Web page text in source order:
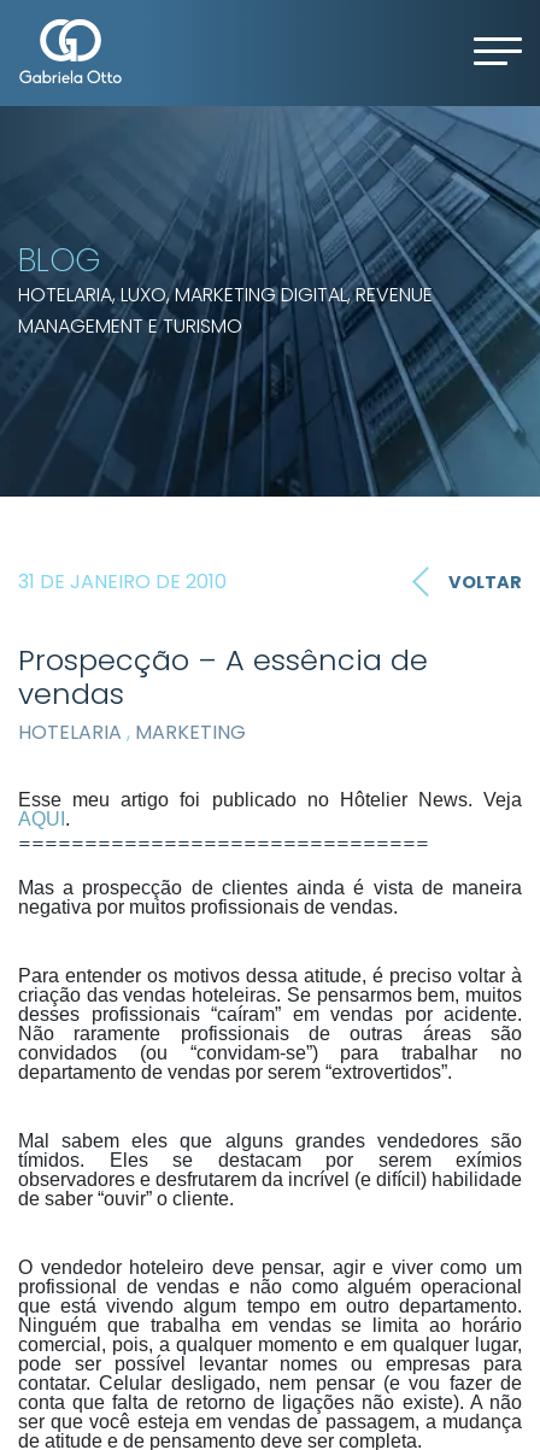
BLOG
HOTELARIA, LUXO, MARKETING DIGITAL, REVENUE
MANAGEMENT E TURISMO
31 DE JANEIRO DE 2010 VOLTAR
Prospecção – A essência de
vendas
HOTELARIA , MARKETING
Esse meu artigo foi publicado no Hôtelier News. Veja
AQUI .
===============================
Mas a prospecção de clientes ainda é vista de maneira
negativa por muitos profissionais de vendas.
Para entender os motivos dessa atitude, é preciso voltar à
criação das vendas hoteleiras. Se pensarmos bem, muitos
desses profissionais “caíram” em vendas por acidente.
Não raramente profissionais de outras áreas são
convidados (ou “convidam-se”) para trabalhar no
departamento de vendas por serem “extrovertidos”.
Mal sabem eles que alguns grandes vendedores são
tímidos. Eles se destacam por serem exímios
observadores e desfrutarem da incrível (e difícil) habilidade
de saber “ouvir” o cliente.
O vendedor hoteleiro deve pensar, agir e viver como um
profissional de vendas e não como alguém operacional
que está vivendo algum tempo em outro departamento.
Ninguém que trabalha em vendas se limita ao horário
comercial, pois, a qualquer momento e em qualquer lugar,
pode ser possível levantar nomes ou empresas para
contatar. Celular desligado, nem pensar (e vou fazer de
conta que falta de retorno de ligações não existe). A não
ser que você esteja em vendas de passagem, a mudança
de atitude e de pensamento deve ser completa.